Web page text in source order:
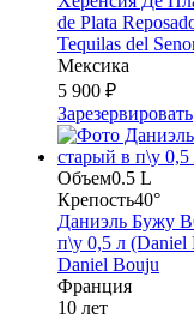
de Plata
Tequilas del
Мексика
5 900 ₽
Зарезервировать
Объем0.5 L
Крепость40°
Даниэль Бужу
п\у 0,5 л
Daniel Bouju
Франция
10 лет